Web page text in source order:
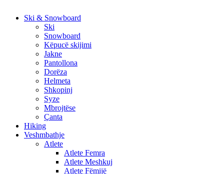
Ski & Snowboard
Ski
Snowboard
Këpucë skijimi
Jakne
Pantollona
Dorëza
Helmeta
Shkopinj
Syze
Mbrojtëse
Çanta
Hiking
Veshmbathje
Atlete
Atlete Femra
Atlete Meshkuj
Atlete Fëmijë